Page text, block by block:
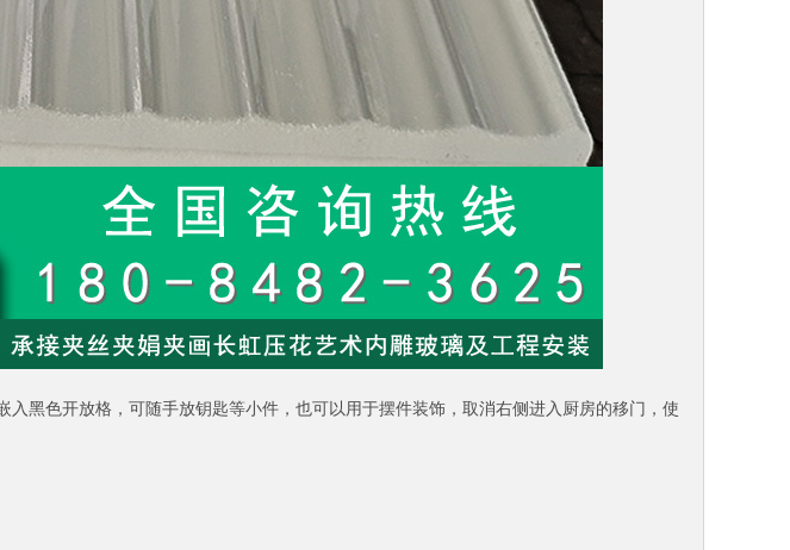
黑色开放格，可随手放钥匙等小件，也可以用于摆件装饰，取消右侧进入厨房的移门，使